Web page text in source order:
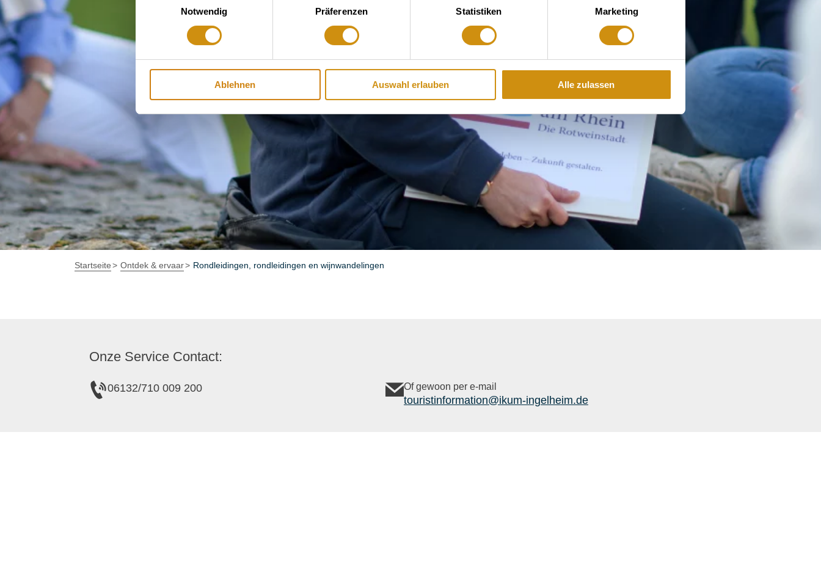
Notwendig
Präferenzen Statistiken Marketing
Ablehnen Auswahl erlauben Alle zulassen
Startseite Ontdek & ervaar Rondleidingen, rondleidingen en wijnwandelingen
Onze Service Contact:
06132/710 009 200 Of gewoon per e-mail
touristinformation@ikum-ingelheim.de